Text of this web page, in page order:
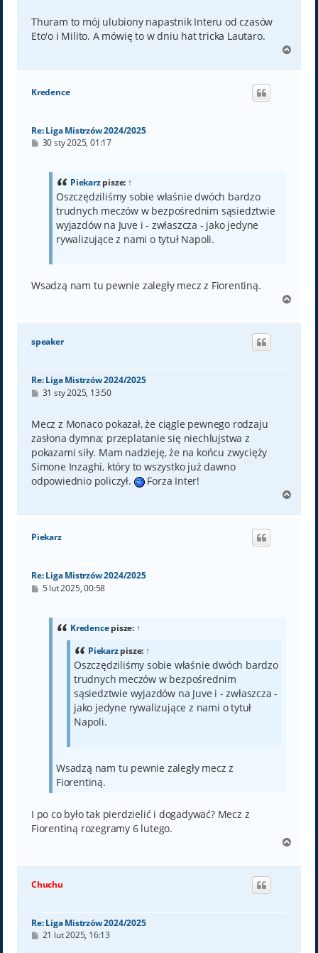
Thuram to mój ulubiony napastnik Interu od czasów
Eto'o i Milito. A mówię to w dniu hat tricka Lautaro.
g
Kredence
Re: Liga Mistrzów 2024/2025
P30 sty 2025, 01:17
Piekarzpisze: ↑
Oszczędziliśmy sobie właśnie dwóch bardzo
trudnych meczów w bezpośrednim sąsiedztwie
wyjazdów na Juve i - zwłaszcza - jako jedyne
rywalizujące z nami o tytuł Napoli.
Wsadzą nam tu pewnie zaległy mecz z Fiorentiną.
g
speaker
Re: Liga Mistrzów 2024/2025
P
t
31 sty 2025, 13:50
Mecz z Monaco pokazał, że ciągle pewnego rodzaju
zasłona dymna; przeplatanie się niechlujstwa z
pokazami siły. Mam nadzieję, że na końcu zwycięży
Simone Inzaghi, który to wszystko już dawno
odpowiednio policzył.
Forza Inter!
g
Piekarz
Re: Liga Mistrzów 2024/2025
P5 lut 2025, 00:58
Kredencepisze: ↑
Piekarzpisze: ↑
Oszczędziliśmy sobie właśnie dwóch bardzo
trudnych meczów w bezpośrednim
sąsiedztwie wyjazdów na Juve i - zwłaszcza -
jako jedyne rywalizujące z nami o tytuł
Napoli.
Wsadzą nam tu pewnie zaległy mecz z
Fiorentiną.
I po co było tak pierdzielić i dogadywać? Mecz z
Fiorentiną rozegramy 6 lutego.
g
Chuchu
Re: Liga Mistrzów 2024/2025
P21 lut 2025, 16:13